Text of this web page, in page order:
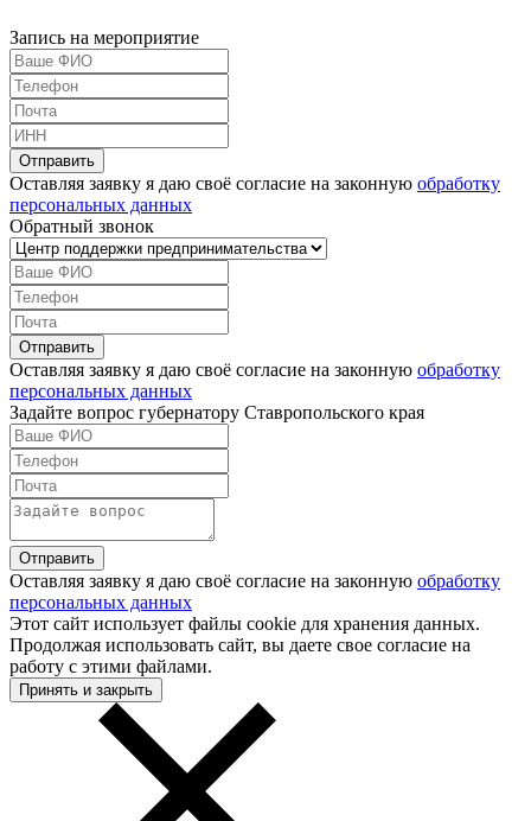
Запись на мероприятие
Оставляя заявку я даю своё согласие на законную обработку
персональных данных
Обратный звонок
Оставляя заявку я даю своё согласие на законную обработку
персональных данных
Задайте вопрос губернатору Ставропольского края
Оставляя заявку я даю своё согласие на законную обработку
персональных данных
Этот сайт использует файлы cookie для хранения данных.
Продолжая использовать сайт, вы даете свое согласие на
работу с этими файлами.
Принять и закрыть